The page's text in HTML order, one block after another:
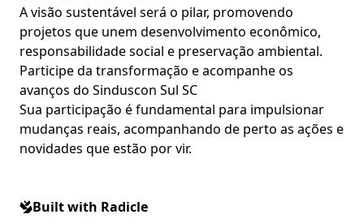
A visão sustentável será o pilar, promovendo
projetos que unem desenvolvimento econômico,
responsabilidade social e preservação ambiental.
Participe da transformação e acompanhe os
avanços do Sinduscon Sul SC
Sua participação é fundamental para impulsionar
mudanças reais, acompanhando de perto as ações e
novidades que estão por vir.
Built with Radicle